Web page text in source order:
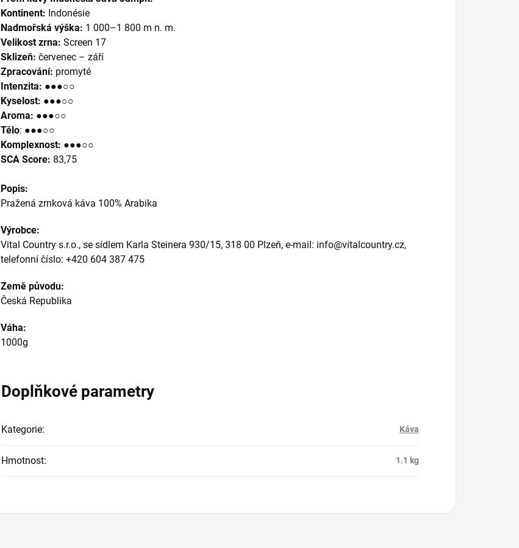
Kontinent: Indonésie
Nadmořská výška: 1 000–1 800 m n. m.
Velikost zrna: Screen 17
Sklizeň: červenec – září
Zpracování: promyté
Intenzita: ●●●○○
Kyselost: ●●●○○
Aroma: ●●●○○
Tělo: ●●●○○
Komplexnost: ●●●○○
SCA Score: 83,75
Popis:
Pražená zrnková káva 100% Arabika
Výrobce:
Vital Country s.r.o., se sídlem Karla Steinera 930/15, 318 00 Plzeň, e-mail: info@vitalcountry.cz,
telefonní číslo: +420 604 387 475
Země původu:
Česká Republika
Váha:
1000g
Doplňkové parametry
Kategorie: Káva
Hmotnost: 1.1 kg